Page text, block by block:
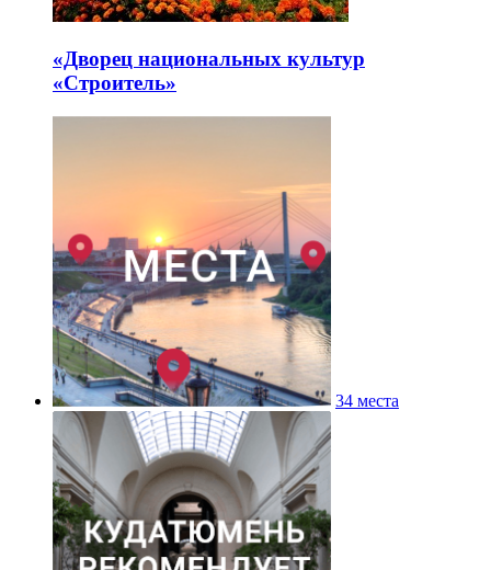
«Дворец национальных культур
«Строитель»
34 места